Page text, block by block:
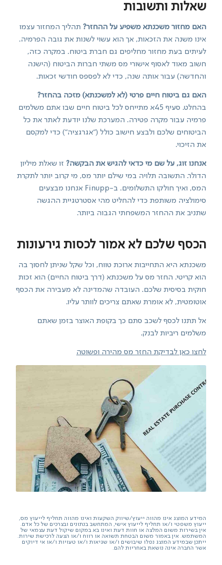
שאלות ותשובות
האם מחזור משכנתא משפיע על ההחזר? תהליך המחזור עצמו
אינו משנה את הזכאות, אך הוא עשוי לשנות את גובה הפרמיה.
לעיתים בעת מחזור מחליפים גם חברת ביטוח. במקרה כזה,
חשוב מאוד לאסוף אישורי מס משתי חברות הביטוח (הישנה
והחדשה) עבור אותה שנה, כדי לא לפספס חודשי זכאות.
האם גם ביטוח חיים פרטי (לא למשכנתא) מזכה בהחזר?
בהחלט. סעיף 45א מתייחס לכל ביטוח חיים שבו אתם משלמים
פרמיה עבור מקרה פטירה. המערכת שלנו יודעת לאתר את כל
הביטוחים שלכם ולבצע חישוב כולל ("אגרגציה") כדי למקסם
את הזיכוי.
אנחנו זוג, על שם מי כדאי להגיש את הבקשה? זו שאלת מיליון
הדולר. התשובה תלויה במי שילם יותר מס, מי קרוב יותר לתקרת
המס, ואיך חולקו התשלומים. ב-Finupp אנחנו מבצעים
סימולציה משותפת כדי להחליט מהי אסטרטגיית ההגשה
שתניב את ההחזר המשפחתי הגבוה ביותר.
הכסף שלכם לא אמור לכסות גירעונות
משכנתא היא התחייבות ארוכת טווח, וכל שקל שניתן לחסוך בה
הוא קריטי. החזר מס על משכנתא (דרך ביטוח החיים) הוא זכות
חוקית בסיסית שלכם. העובדה שהמדינה לא מעבירה את הכסף
אוטומטית, לא אומרת שאתם צריכים לוותר עליו.
אל תתנו לכסף לשכב סתם כך בקופת האוצר בזמן שאתם
משלמים ריביות לבנק.
לחצו כאן לבדיקת החזר מס מהירה ופשוטה
המידע המוצג אינו מהווה ייעוץ/שיווק השקעות ואינו מהווה תחליף לייעוץ מס,
ייעוץ משפטי ו/או תחליף לייעוץ אישי, המתחשב בנתונים ובצרכים של כל אדם.
אין בשירות משום המלצה או חוות דעת ואינו בא במקום שיקול דעת עצמאי של
המשתמש. אין באמור משום הבטחת תשואה או רווח ו/או הצעה לרכישת שירות.
ייתכן שבמידע המוצג נפלו שיבושים ו/או שגיאות ו/או טעויות ו/או אי דיוקים
אשר החברה אינה נושאת באחריות להם.